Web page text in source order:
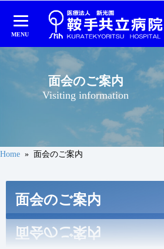
面会のご案内
Visiting information
MENU
Home » 面会のご案内
面会のご案内